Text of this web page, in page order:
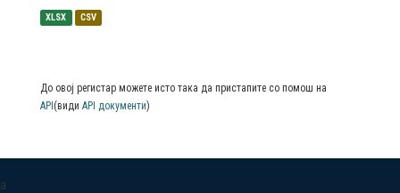
XLSX CSV
До овој регистар можете исто така да пристапите со помош на
API (види API документи)
a